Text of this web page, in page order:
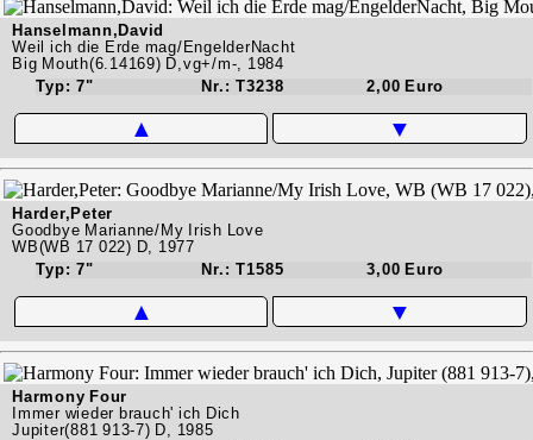
Hanselmann,David
Weil ich die Erde mag/EngelderNacht
Big Mouth(6.14169) D,vg+/m-, 1984
Typ: 7"
Nr.: T3238 2,00 Euro
▲ ▼
Harder,Peter
Goodbye Marianne/My Irish Love
WB(WB 17 022) D, 1977
Typ: 7"
Nr.: T1585 3,00 Euro
▲ ▼
Harmony Four
Immer wieder brauch' ich Dich
Jupiter(881 913-7) D, 1985